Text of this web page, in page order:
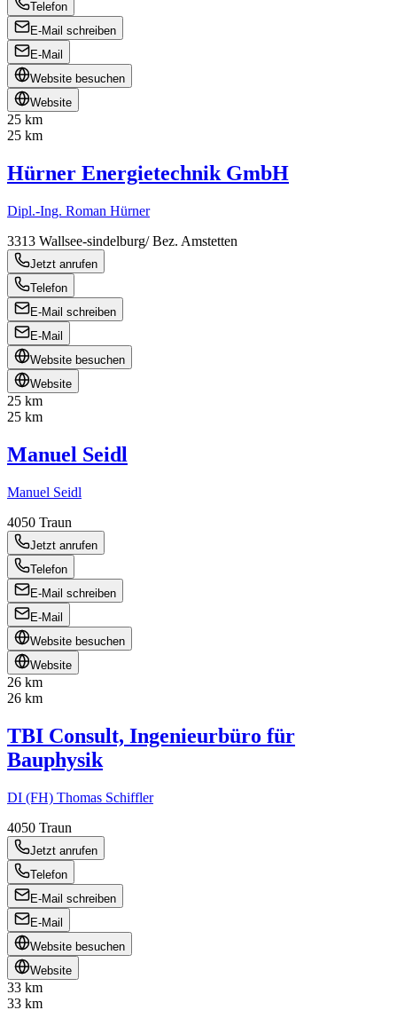
Telefon
E-Mail schreiben
E-Mail
Website besuchen
Website
25 km
25 km
Hürner Energietechnik GmbH
Dipl.-Ing. Roman Hürner
3313 Wallsee-sindelburg/ Bez. Amstetten
Jetzt anrufen
Telefon
E-Mail schreiben
E-Mail
Website besuchen
Website
25 km
25 km
Manuel Seidl
Manuel Seidl
4050 Traun
Jetzt anrufen
Telefon
E-Mail schreiben
E-Mail
Website besuchen
Website
26 km
26 km
TBI Consult, Ingenieurbüro für
Bauphysik
DI (FH) Thomas Schiffler
4050 Traun
Jetzt anrufen
Telefon
E-Mail schreiben
E-Mail
Website besuchen
Website
33 km
33 km